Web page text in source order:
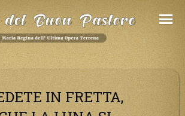
IN FRETTA,